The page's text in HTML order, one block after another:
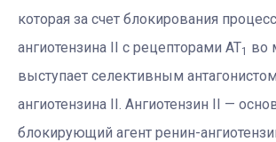
которая за счет блокирования
ангиотензина II с рецепторами АТ1 во
выступает селективным
ангиотензина II. Ангиотензин II —
блокирующий агент ренин-